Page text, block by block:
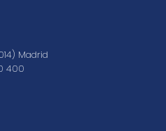
Madrid
400